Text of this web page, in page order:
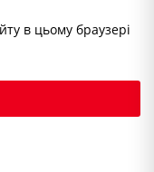
в цьому браузері